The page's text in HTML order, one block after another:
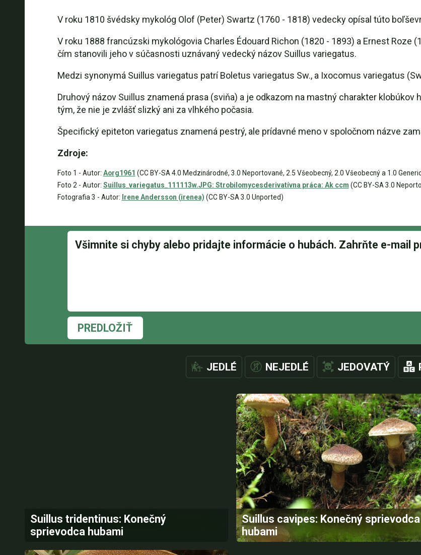
V roku 1810 švédsky mykológ Olof (Peter) Swartz (1760 - 1818) vedecky opísal túto
V roku 1888 francúzski mykológovia Charles Édouard Richon (1820 - 1893) a Ernest Roze
čím stanovili jeho v súčasnosti uznávaný vedecký názov Suillus variegatus.
Medzi synonymá Suillus variegatus patrí Boletus variegatus Sw., a Ixocomus variegatus
Druhový názov Suillus znamená prasa (sviňa) a je odkazom na mastný charakter
tým, že nie je zvlášť slizký ani za vlhkého počasia.
Špecifický epiteton variegatus znamená pestrý, ale prídavné meno v spoločnom názve
Zdroje:
Foto 1 - Autor: Aorg1961 (CC BY-SA 4.0 Medzinárodné, 3.0 Neportované, 2.5 Všeobecný, 2.0 Všeobecný a 1.0
Foto 2 - Autor: Suillus_variegatus_111113w.JPG: Strobilomycesderivatívna práca: Ak ccm (CC BY-SA 3.0
Fotografia 3 - Autor: Irene Andersson (irenea) (CC BY-SA 3.0 Unported)
PREDLOŽIŤ
JEDLÉ NEJEDLÉ JEDOVATÝ
Suillus tridentinus: Konečný
sprievodca hubami
Suillus cavipes: Konečný sprievodca
hubami